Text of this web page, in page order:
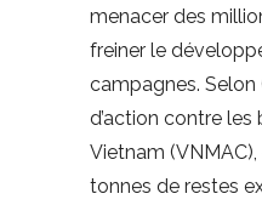
menacer des
freiner le
campagnes.
d’action contre
Vietnam
tonnes de restes